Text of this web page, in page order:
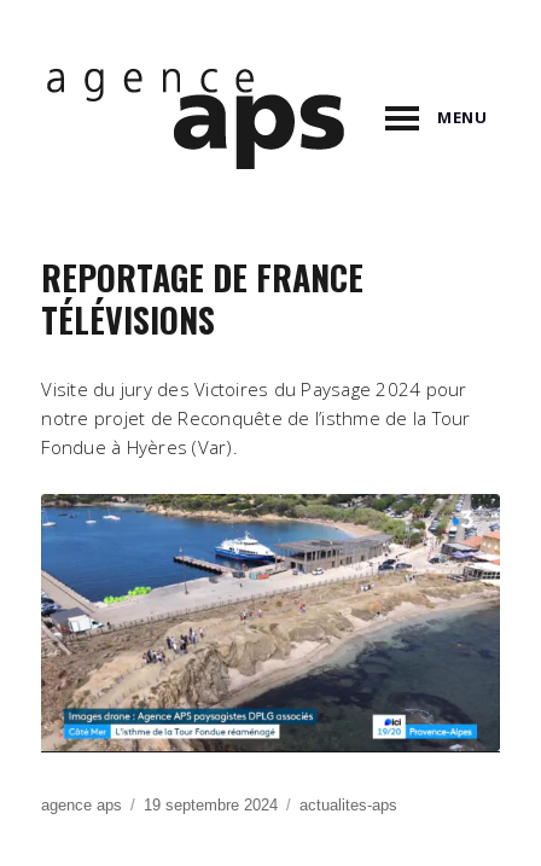
MENU
REPORTAGE DE FRANCE
TÉLÉVISIONS
Visite du jury des Victoires du Paysage 2024 pour
notre projet de Reconquête de l’isthme de la Tour
Fondue à Hyères (Var).
Auteur
agence aps
Publié
19 septembre 2024 Catégories
actualites-aps